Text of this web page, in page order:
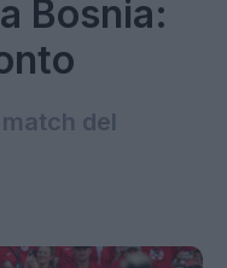
Bosnia:
del